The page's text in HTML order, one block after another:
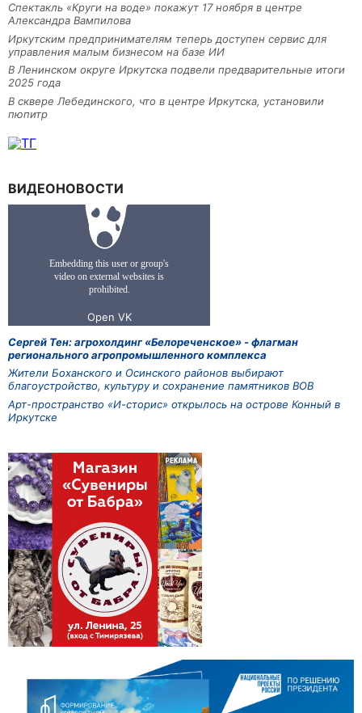
Спектакль «Круги на воде» покажут 17 ноября в центре
Александра Вампилова
Иркутским предпринимателям теперь доступен сервис для
управления малым бизнесом на базе ИИ
В Ленинском округе Иркутска подвели предварительные итоги
2025 года
В сквере Лебединского, что в центре Иркутска, установили
пюпитр
ВИДЕОНОВОСТИ
Сергей Тен: агрохолдинг «Белореченское» - флагман
регионального агропромышленного комплекса
Жители Боханского и Осинского районов выбирают
благоустройство, культуру и сохранение памятников ВОВ
Арт-пространство «И-сторис» открылось на острове Конный в
Иркутске